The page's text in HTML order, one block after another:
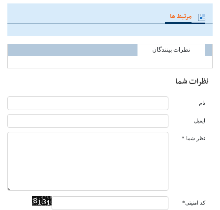
مرتبط ها
نظرات بینندگان
نظرات شما
نام
ایمیل
نظر شما *
کد امنیتی*